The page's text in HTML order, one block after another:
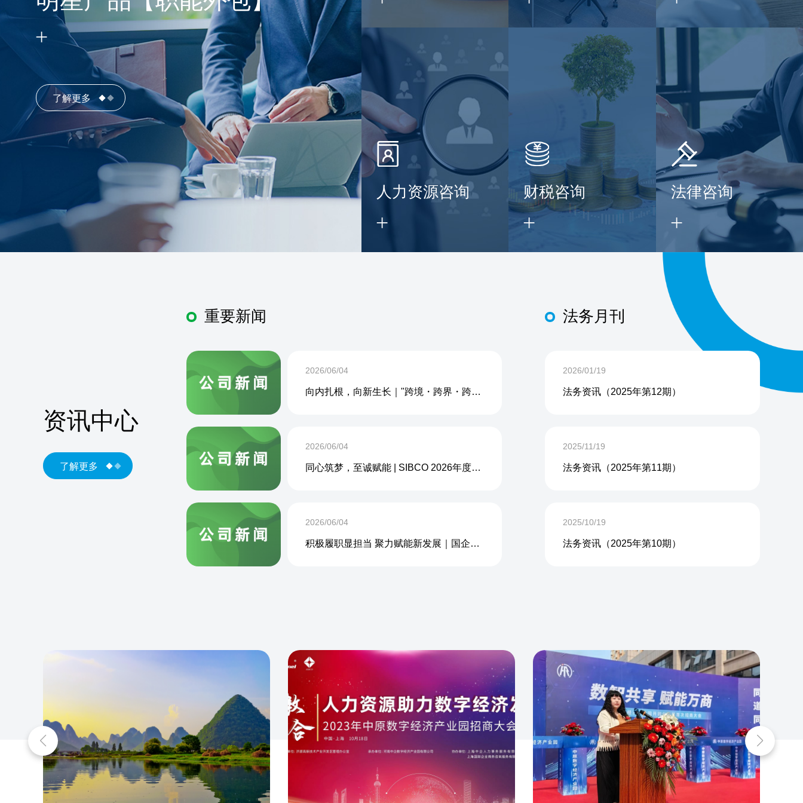
了解更多
人力资源咨询 财税咨询 法律咨询
资讯中心
了解更多
重要新闻
2026/06/04
向内扎根，向新生长｜"跨境・跨界・跨周期企业内生力沙龙"成功举办
2026/06/04
同心筑梦，至诚赋能 | SIBCO 2026年度团建活动圆满收官
2026/06/04
积极履职显担当 聚力赋能新发展｜国企商务&中企人力出席上海现代服务业联合会第五届会员大会第三次会议暨2026服务业高质量发展大会
法务月刊
2026/01/19
法务资讯（2025年第12期）
2025/11/19
法务资讯（2025年第11期）
2025/10/19
法务资讯（2025年第10期）